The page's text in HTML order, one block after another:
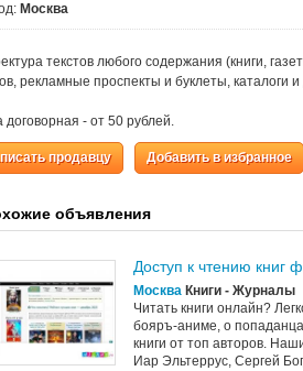
Москва
текстов любого содержания (книги,
рекламные проспекты и буклеты, каталоги
договорная - от 50 рублей.
продавцу Добавить в избранное
объявления
Доступ к чтению книг
Москва Книги - Журналы
Читать книги онлайн?
бояръ-аниме, о
книги от топ авторов.
Иар Эльтеррус, Сергей